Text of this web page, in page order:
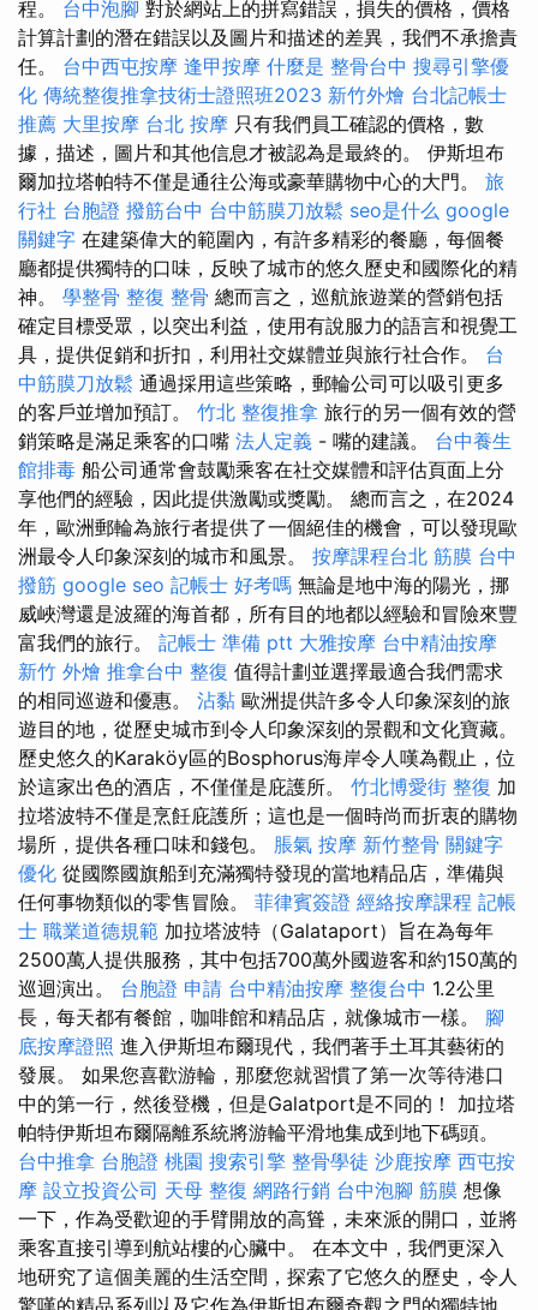
程。 台中泡腳 對於網站上的拼寫錯誤，損失的價格，價格
計算計劃的潛在錯誤以及圖片和描述的差異，我們不承擔責
任。 台中西屯按摩 逢甲按摩 什麼是 整骨台中 搜尋引擎優
化 傳統整復推拿技術士證照班2023 新竹外燴 台北記帳士
推薦 大里按摩 台北 按摩 只有我們員工確認的價格，數
據，描述，圖片和其他信息才被認為是最終的。 伊斯坦布
爾加拉塔帕特不僅是通往公海或豪華購物中心的大門。 旅
行社 台胞證 撥筋台中 台中筋膜刀放鬆 seo是什么 google
關鍵字 在建築偉大的範圍內，有許多精彩的餐廳，每個餐
廳都提供獨特的口味，反映了城市的悠久歷史和國際化的精
神。 學整骨 整復 整骨 總而言之，巡航旅遊業的營銷包括
確定目標受眾，以突出利益，使用有說服力的語言和視覺工
具，提供促銷和折扣，利用社交媒體並與旅行社合作。 台
中筋膜刀放鬆 通過採用這些策略，郵輪公司可以吸引更多
的客戶並增加預訂。 竹北 整復推拿 旅行的另一個有效的營
銷策略是滿足乘客的口嘴 法人定義 - 嘴的建議。 台中養生
館排毒 船公司通常會鼓勵乘客在社交媒體和評估頁面上分
享他們的經驗，因此提供激勵或獎勵。 總而言之，在2024
年，歐洲郵輪為旅行者提供了一個絕佳的機會，可以發現歐
洲最令人印象深刻的城市和風景。 按摩課程台北 筋膜 台中
撥筋 google seo 記帳士 好考嗎 無論是地中海的陽光，挪
威峽灣還是波羅的海首都，所有目的地都以經驗和冒險來豐
富我們的旅行。 記帳士 準備 ptt 大雅按摩 台中精油按摩
新竹 外燴 推拿台中 整復 值得計劃並選擇最適合我們需求
的相同巡遊和優惠。 沾黏 歐洲提供許多令人印象深刻的旅
遊目的地，從歷史城市到令人印象深刻的景觀和文化寶藏。
歷史悠久的Karaköy區的Bosphorus海岸令人嘆為觀止，位
於這家出色的酒店，不僅僅是庇護所。 竹北博愛街 整復 加
拉塔波特不僅是烹飪庇護所；這也是一個時尚而折衷的購物
場所，提供各種口味和錢包。 脹氣 按摩 新竹整骨 關鍵字
優化 從國際國旗船到充滿獨特發現的當地精品店，準備與
任何事物類似的零售冒險。 菲律賓簽證 經絡按摩課程 記帳
士 職業道德規範 加拉塔波特（Galataport）旨在為每年
2500萬人提供服務，其中包括700萬外國遊客和約150萬的
巡迴演出。 台胞證 申請 台中精油按摩 整復台中 1.2公里
長，每天都有餐館，咖啡館和精品店，就像城市一樣。 腳
底按摩證照 進入伊斯坦布爾現代，我們著手土耳其藝術的
發展。 如果您喜歡游輪，那麼您就習慣了第一次等待港口
中的第一行，然後登機，但是Galatport是不同的！ 加拉塔
帕特伊斯坦布爾隔離系統將游輪平滑地集成到地下碼頭。
台中推拿 台胞證 桃園 搜索引擎 整骨學徒 沙鹿按摩 西屯按
摩 設立投資公司 天母 整復 網路行銷 台中泡腳 筋膜 想像
一下，作為受歡迎的手臂開放的高聳，未來派的開口，並將
乘客直接引導到航站樓的心臟中。 在本文中，我們更深入
地研究了這個美麗的生活空間，探索了它悠久的歷史，令人
驚嘆的精品系列以及它作為伊斯坦布爾奇觀之門的獨特地